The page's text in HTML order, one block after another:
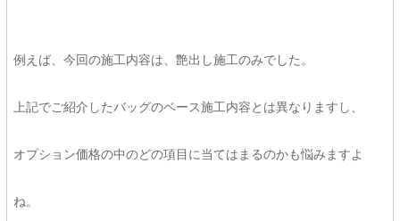
例えば、今回の施工内容は、艶出し施工のみでした。
上記でご紹介したバッグのベース施工内容とは異なりますし、
オプション価格の中のどの項目に当てはまるのかも悩みますよ
ね。